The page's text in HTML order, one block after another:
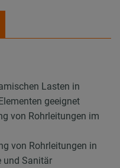
Lasten in
geeignet
von Rohrleitungen im
von Rohrleitungen in
und Sanitär